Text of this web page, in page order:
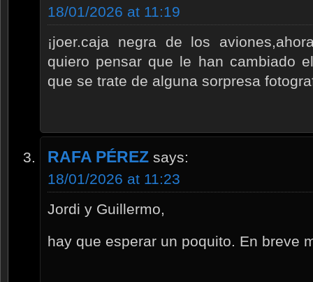
18/01/2026 at 11:19
¡joer.caja negra de los
quiero pensar que le han cambiado
que se trate de alguna sorpresa
RAFA PÉREZ says:
18/01/2026 at 11:23
Jordi y Guillermo,
hay que esperar un poquito. En breve